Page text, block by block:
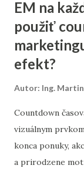
osloviť
mesta? Výskum
Namiesto
„kaviareň
firmy vo vašom
článku: „Ako
On-page SEO
úpravu obsahu a
EM na
použiť
efekt?
Autor: Ing.
Countdown
vizuálnym
konca ponuky,
a prirodzene